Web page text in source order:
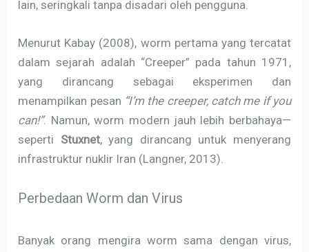
lain, seringkali tanpa disadari oleh pengguna.
Menurut Kabay (2008), worm pertama yang tercatat
dalam sejarah adalah “Creeper” pada tahun 1971,
yang dirancang sebagai eksperimen dan
menampilkan pesan “I’m the creeper, catch me if you
can!”. Namun, worm modern jauh lebih berbahaya—
seperti Stuxnet, yang dirancang untuk menyerang
infrastruktur nuklir Iran (Langner, 2013).
Perbedaan Worm dan Virus
Banyak orang mengira worm sama dengan virus,